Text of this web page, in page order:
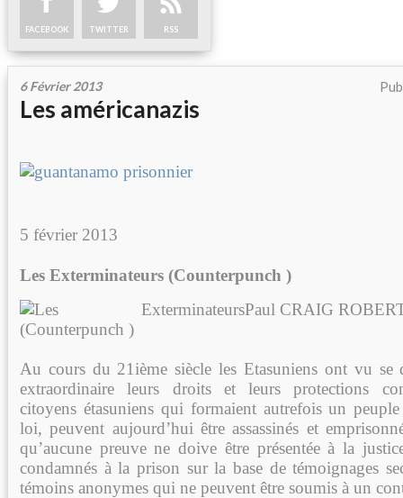
FACEBOOK TWITTER RSS
6 Février 2013
Les américanazis
5 février 2013
Les Exterminateurs (Counterpunch )
Paul CRAIG
Au cours du 21ième siècle les Etasuniens ont vu se
extraordinaire leurs droits et leurs protections
citoyens étasuniens qui formaient autrefois un
loi, peuvent aujourd’hui être assassinés et
qu’aucune preuve ne doive être présentée à la
condamnés à la prison sur la base de témoignages
témoins anonymes qui ne peuvent être soumis à un